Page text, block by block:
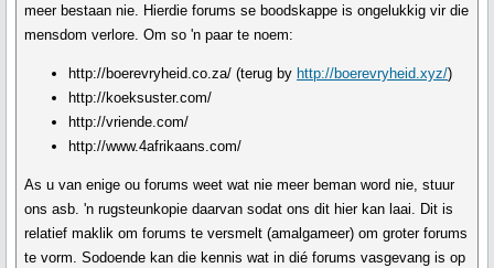
meer bestaan nie. Hierdie forums se boodskappe is ongelukkig vir die
mensdom verlore. Om so 'n paar te noem:
http://boerevryheid.co.za/ (terug by http://boerevryheid.xyz/)
http://koeksuster.com/
http://vriende.com/
http://www.4afrikaans.com/
As u van enige ou forums weet wat nie meer beman word nie, stuur
ons asb. 'n rugsteunkopie daarvan sodat ons dit hier kan laai. Dit is
relatief maklik om forums te versmelt (amalgameer) om groter forums
te vorm. Sodoende kan die kennis wat in dié forums vasgevang is op